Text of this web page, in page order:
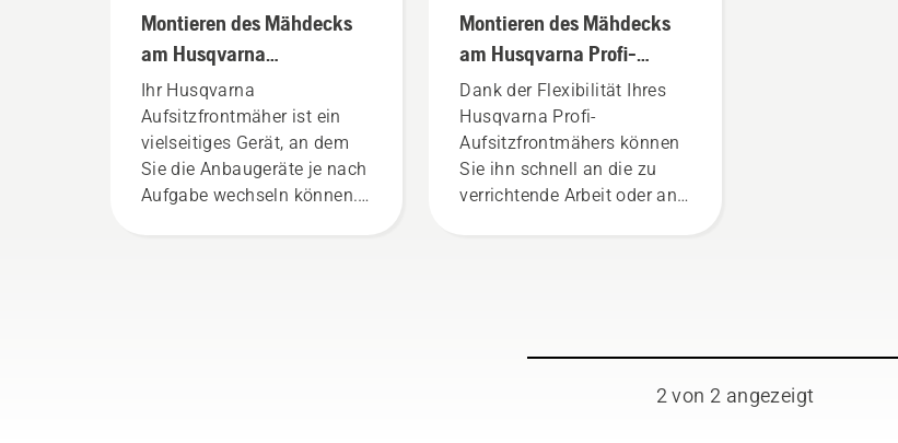
Montieren des Mähdecks
am Husqvarna
Aufsitzfrontmäher
Ihr Husqvarna
Aufsitzfrontmäher ist ein
vielseitiges Gerät, an dem
Sie die Anbaugeräte je nach
Aufgabe wechseln können.
Montieren des Mähdecks
am Husqvarna Profi-
Aufsitzfrontmäher
Dank der Flexibilität Ihres
Husqvarna Profi-
Aufsitzfrontmähers können
Sie ihn schnell an die zu
verrichtende Arbeit oder an
2 von 2 angezeigt